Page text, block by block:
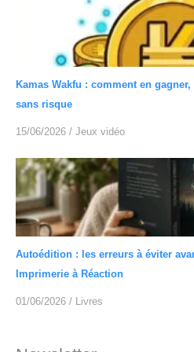
Kamas Wakfu : comment en
sans risque
15/06/2026 / Jeux vidéo
Autoédition : les erreurs à éviter
Imprimerie à Réaction
01/06/2026 / Livres